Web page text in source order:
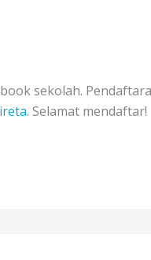
sekolah.
. Selamat mendaftar!